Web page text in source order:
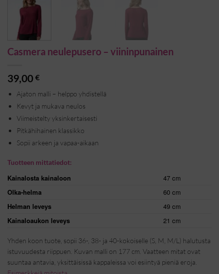
Casmera neulepusero – viininpunainen
39,00 €
Ajaton malli – helppo yhdistellä
Kevyt ja mukava neulos
Viimeistelty yksinkertaisesti
Pitkähihainen klassikko
Sopii arkeen ja vapaa-aikaan
Tuotteen mittatiedot:
Kainalosta kainaloon
47 cm
Olka-helma
60 cm
Helman leveys
49 cm
Kainaloaukon leveys
21 cm
Yhden koon tuote, sopii 36-, 38- ja 40-kokoiselle (S, M, M/L) halutusta
istuvuudesta riippuen. Kuvan malli on 177 cm. Vaatteen mitat ovat
suuntaa antavia, yksittäisissä kappaleissa voi esiintyä pieniä eroja.